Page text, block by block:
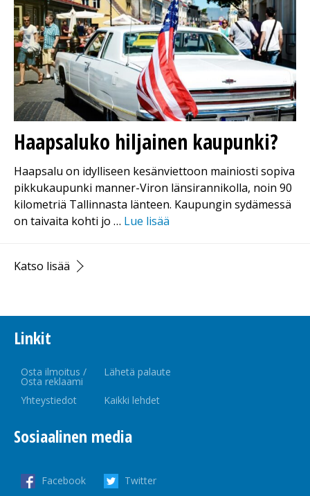
Haapsaluko hiljainen kaupunki?
Haapsalu on idylliseen kesänviettoon mainiosti sopiva
pikkukaupunki manner-Viron länsirannikolla, noin 90
kilometriä Tallinnasta länteen. Kaupungin sydämessä
on taivaita kohti jo … Lue lisää
Katso lisää
Linkit
Osta ilmoitus /
Osta reklaami
Lähetä palaute
Yhteystiedot Kaikki lehdet
Sosiaalinen media
Facebook Twitter